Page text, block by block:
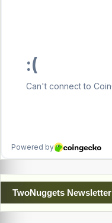
TwoNuggets Newsletter